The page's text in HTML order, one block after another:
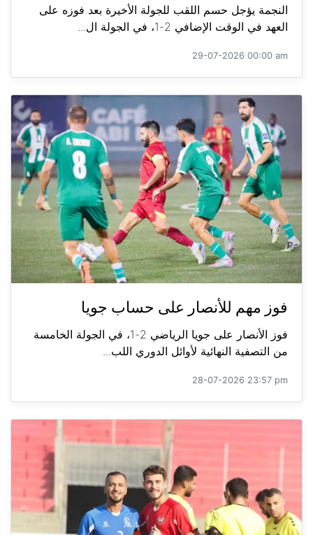
النجمة يؤجل حسم اللقب للجولة الأخيرة بعد فوزه على
العهد في الوقت الإضافي 2-1، في الجولة ال...
29-07-2026 00:00 am
فوز مهم للأنصار على حساب جويا
فوز الأنصار على جويا الرياضي 2-1، في الجولة الخامسة
من التصفية النهائية لأوائل الدوري اللب...
28-07-2026 23:57 pm